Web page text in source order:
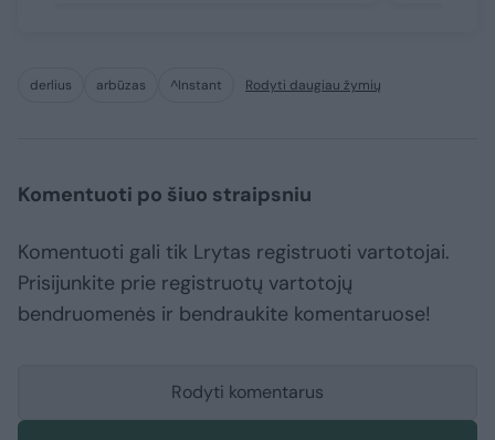
derlius arbūzas ^Instant Rodyti daugiau žymių
Komentuoti po šiuo straipsniu
Komentuoti gali tik Lrytas registruoti vartotojai.
Prisijunkite prie registruotų vartotojų
bendruomenės ir bendraukite komentaruose!
Rodyti komentarus